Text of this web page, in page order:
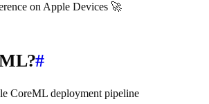
on Apple Devices 🚀
#